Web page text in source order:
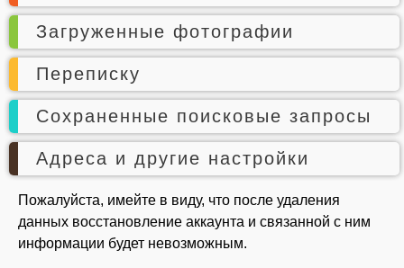
Загруженные фотографии
Переписку
Сохраненные поисковые запросы
Адреса и другие настройки
Пожалуйста, имейте в виду, что после удаления
данных восстановление аккаунта и связанной с ним
информации будет невозможным.